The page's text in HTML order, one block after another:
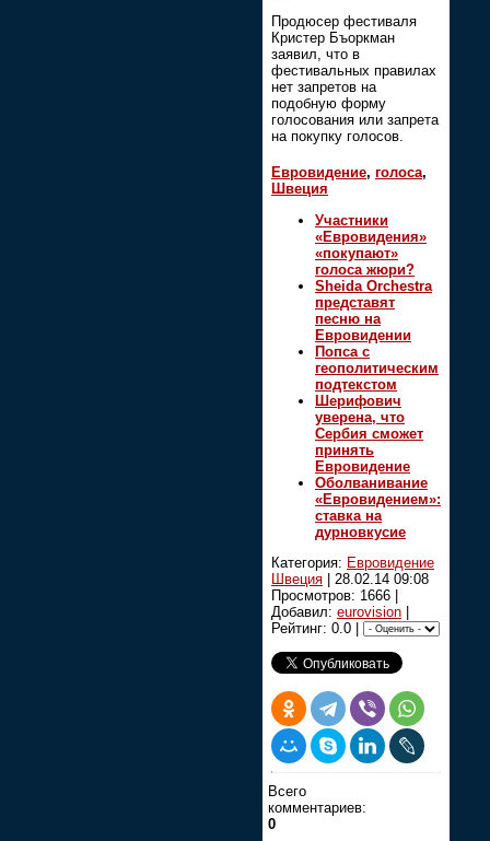
Продюсер фестиваля
Кристер Бъоркман
заявил, что в
фестивальных правилах
нет запретов на
подобную форму
голосования или запрета
на покупку голосов.
Евровидение, голоса,
Швеция
Участники
«Евровидения»
«покупают»
голоса жюри?
Sheida Orchestra
представят
песню на
Евровидении
Попса с
геополитическим
подтекстом
Шерифович
уверена, что
Сербия сможет
принять
Евровидение
Оболванивание
«Евровидением»:
ставка на
дурновкусие
Категория: Евровидение
Швеция
28.02.14 09:08
Просмотров: 1666 |
Добавил: eurovision
Рейтинг: 0.0 |
Всего
комментариев:
0